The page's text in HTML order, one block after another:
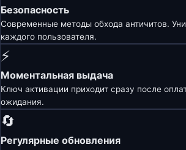
Безопасность
Современные методы обхода античитов.
каждого пользователя.
⚡
Моментальная выдача
Ключ активации приходит сразу после
ожидания.
🔄
Регулярные обновления